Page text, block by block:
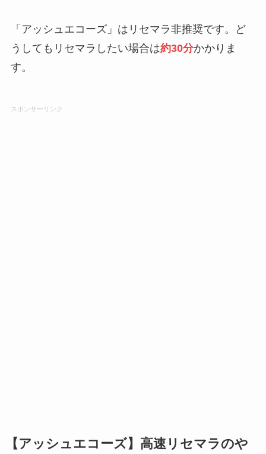
「アッシュエコーズ」はリセマラ非推奨です。ど
うしてもリセマラしたい場合は約30分かかりま
す。
スポンサーリンク
【アッシュエコーズ】高速リセマラのや